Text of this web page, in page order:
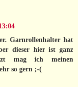
Garnrollenhalter hat
dieser hier ist ganz
mag ich meinen
so gern ;-(